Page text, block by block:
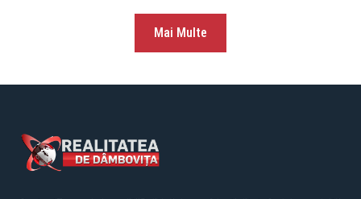
Mai Multe